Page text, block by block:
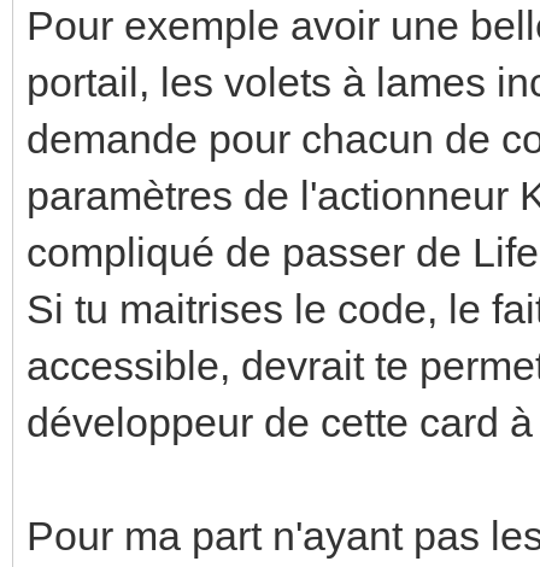
Pour exemple avoir une
portail, les volets à lames
demande pour chacun de
paramètres de l'actionneur
compliqué de passer de
Si tu maitrises le code, le
accessible, devrait te
développeur de cette card
Pour ma part n'ayant pas